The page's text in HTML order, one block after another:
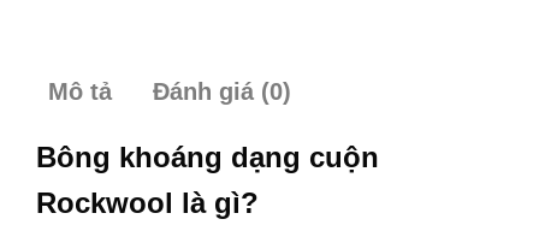
Mô tả Đánh giá (0)
Bông khoáng dạng cuộn
Rockwool là gì?